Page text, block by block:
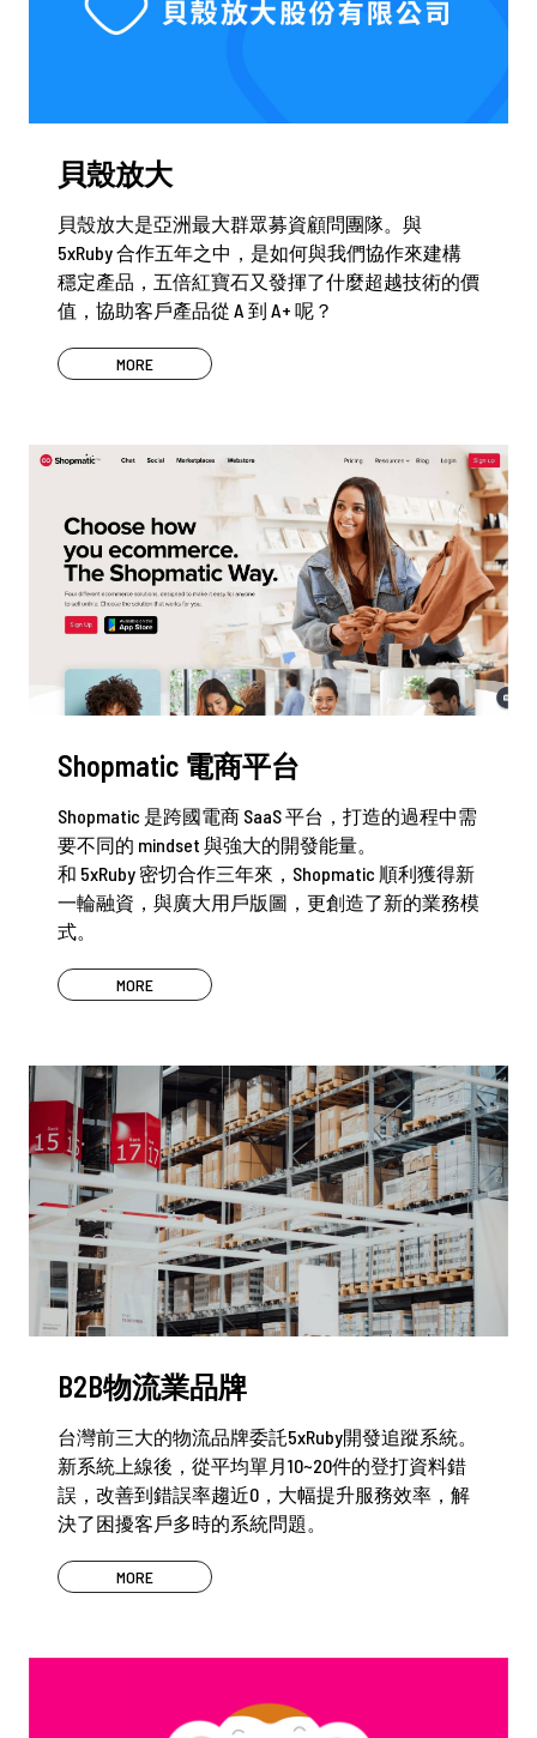
貝殼放大
貝殼放大是亞洲最大群眾募資顧問團隊。與
5xRuby 合作五年之中，是如何與我們協作來建構
穩定產品，五倍紅寶石又發揮了什麼超越技術的價
值，協助客戶產品從 A 到 A+ 呢？
MORE
Shopmatic 電商平台
Shopmatic 是跨國電商 SaaS 平台，打造的過程中需
要不同的 mindset 與強大的開發能量。
和 5xRuby 密切合作三年來，Shopmatic 順利獲得新
一輪融資，與廣大用戶版圖，更創造了新的業務模
式。
MORE
B2B物流業品牌
台灣前三大的物流品牌委託5xRuby開發追蹤系統。
新系統上線後，從平均單月10~20件的登打資料錯
誤，改善到錯誤率趨近0，大幅提升服務效率，解
決了困擾客戶多時的系統問題。
MORE